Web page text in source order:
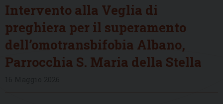
Intervento alla Veglia di
preghiera per il superamento
dell’omotransbifobia Albano,
Parrocchia S. Maria della Stella